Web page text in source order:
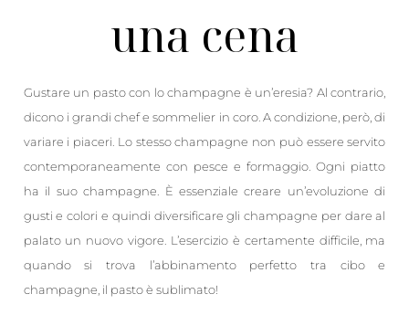
una cena
Gustare un pasto con lo champagne è un’eresia? Al contrario,
dicono i grandi chef e sommelier in coro. A condizione, però, di
variare i piaceri. Lo stesso champagne non può essere servito
contemporaneamente con pesce e formaggio. Ogni piatto
ha il suo champagne. È essenziale creare un’evoluzione di
gusti e colori e quindi diversificare gli champagne per dare al
palato un nuovo vigore. L’esercizio è certamente difficile, ma
quando si trova l’abbinamento perfetto tra cibo e
champagne, il pasto è sublimato!